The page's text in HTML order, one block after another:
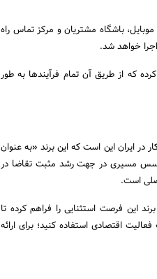
باشگاه مشتریان و مرکز تماس راه
خواهد شد.
که از طریق آن تمام فرآیندها به طور
ایران این است که این برند «به عنوان
مؤسس مسیری در جهت رشد مثبت تقاضا در
است.
این فرصت استثنایی را فراهم کرده تا
اقتصادی استفاده کنید؛ برای ارائه